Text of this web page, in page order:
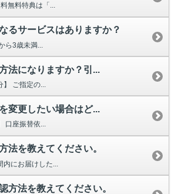
無料特典は「...
るサービスはありますか？
ら3歳未満...
法になりますか？引...
】 ご指定の...
変更したい場合はど...
口座振替依...
法を教えてください。
内にお届けした...
方法を教えてください。